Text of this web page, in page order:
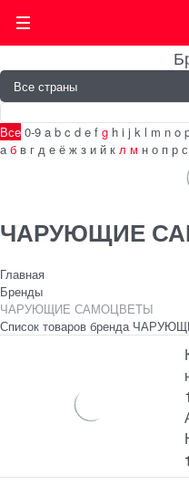
Все 0-9 a b c d e f g h i j k l m n o
а б в г д е ё ж з и й к л м н о п р с
ЧАРУЮЩИЕ
Главная
Бренды
ЧАРУЮЩИЕ САМОЦВЕТЫ
Список товаров бренда